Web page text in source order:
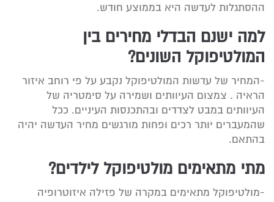
ההסתגלות לעדשה היא בממוצע חודש.
למה ישנם הבדלי מחירים בין
המולטיפוקל השונים?
-המחיר של עדשות המולטיפוקל נקבע על פי רוחב איזור
הראיה . צמצום העיוותים ושמירה על סימטריה של
העיוותים במבט לצדדים ובהתכנסות העיניים. ככל
שהמעברים יותר רכים ופחות מורגשים מחיר העדשה יהיה
בהתאם.
מתי מתאימים מולטיפוקל לילדים?
-מולטיפוקל מתאימים במקרה של פזילה איזוטרופיה